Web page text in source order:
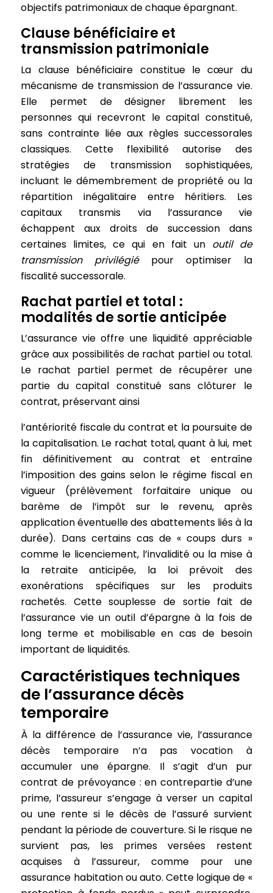
objectifs patrimoniaux de chaque épargnant.
Clause bénéficiaire et
transmission patrimoniale
La clause bénéficiaire constitue le cœur du
mécanisme de transmission de l’assurance vie.
Elle permet de désigner librement les
personnes qui recevront le capital constitué,
sans contrainte liée aux règles successorales
classiques. Cette flexibilité autorise des
stratégies de transmission sophistiquées,
incluant le démembrement de propriété ou la
répartition inégalitaire entre héritiers. Les
capitaux transmis via l’assurance vie
échappent aux droits de succession dans
certaines limites, ce qui en fait un outil de
transmission privilégiépour optimiser la
fiscalité successorale.
Rachat partiel et total :
modalités de sortie anticipée
L’assurance vie offre une liquidité appréciable
grâce aux possibilités de rachat partiel ou total.
Le rachat partiel permet de récupérer une
partie du capital constitué sans clôturer le
contrat, préservant ainsi
l’antériorité fiscale du contrat et la poursuite de
la capitalisation. Le rachat total, quant à lui, met
fin définitivement au contrat et entraîne
l’imposition des gains selon le régime fiscal en
vigueur (prélèvement forfaitaire unique ou
barème de l’impôt sur le revenu, après
application éventuelle des abattements liés à la
durée). Dans certains cas de « coups durs »
comme le licenciement, l’invalidité ou la mise à
la retraite anticipée, la loi prévoit des
exonérations spécifiques sur les produits
rachetés. Cette souplesse de sortie fait de
l’assurance vie un outil d’épargne à la fois de
long terme et mobilisable en cas de besoin
important de liquidités.
Caractéristiques techniques
de l’assurance décès
temporaire
À la différence de l’assurance vie, l’assurance
décès temporaire n’a pas vocation à
accumuler une épargne. Il s’agit d’un pur
contrat de prévoyance : en contrepartie d’une
prime, l’assureur s’engage à verser un capital
ou une rente si le décès de l’assuré survient
pendant la période de couverture. Si le risque ne
survient pas, les primes versées restent
acquises à l’assureur, comme pour une
assurance habitation ou auto. Cette logique de «